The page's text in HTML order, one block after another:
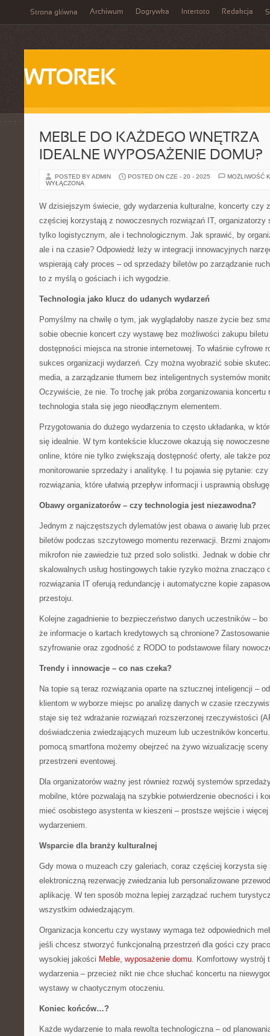
Strona główna Archiwum Dogrywka Intertoto Redakcja
WTOREK
MEBLE DO KAŻDEGO WNĘTRZA
IDEALNE WYPOSAŻENIE DOMU?
POSTED BY ADMIN POSTED ON CZE - 20 - 2025
MOŻLIWOŚĆ
WYŁĄCZONA
W dzisiejszym świecie, gdy wydarzenia kulturalne, koncerty czy
częściej korzystają z nowoczesnych rozwiązań IT, organizatorzy
tylko logistycznym, ale i technologicznym. Jak sprawić, by
ale i na czasie? Odpowiedź leży w integracji innowacyjnych
wspierają cały proces – od sprzedaży biletów po zarządzanie
to z myślą o gościach i ich wygodzie.
Technologia jako klucz do udanych wydarzeń
Pomyślmy na chwilę o tym, jak wyglądałoby nasze życie bez
sobie obecnie koncert czy wystawę bez możliwości zakupu
dostępności miejsca na stronie internetowej. To właśnie cyfrowe
sukces organizacji wydarzeń. Czy można wyobrazić sobie
media, a zarządzanie tłumem bez inteligentnych systemów
Oczywiście, że nie. To trochę jak próba zorganizowania koncertu
technologia stała się jego nieodłącznym elementem.
Przygotowania do dużego wydarzenia to często układanka, w
się idealnie. W tym kontekście kluczowe okazują się
online, które nie tylko zwiększają dostępność oferty, ale także
monitorowanie sprzedaży i analitykę. I tu pojawia się pytanie:
rozwiązania, które ułatwią przepływ informacji i usprawnią
Obawy organizatorów – czy technologia jest niezawodna?
Jednym z najczęstszych dylematów jest obawa o awarię lub
biletów podczas szczytowego momentu rezerwacji. Brzmi
mikrofon nie zawiedzie tuż przed solo solistki. Jednak w dobie
skalowalnych usług hostingowych takie ryzyko można znacząco
rozwiązania IT oferują redundancję i automatyczne kopie
przestoju.
Kolejne zagadnienie to bezpieczeństwo danych uczestników –
że informacje o kartach kredytowych są chronione?
szyfrowanie oraz zgodność z RODO to podstawowe filary
Trendy i innowacje – co nas czeka?
Na topie są teraz rozwiązania oparte na sztucznej inteligencji –
klientom w wyborze miejsc po analizę danych w czasie
staje się też wdrażanie rozwiązań rozszerzonej rzeczywistości
doświadczenia zwiedzających muzeum lub uczestników
pomocą smartfona możemy obejrzeć na żywo wizualizację
przestrzeni eventowej.
Dla organizatorów ważny jest również rozwój systemów
mobilne, które pozwalają na szybkie potwierdzenie obecności i
mieć osobistego asystenta w kieszeni – prostsze wejście i
wydarzeniem.
Wsparcie dla branży kulturalnej
Gdy mowa o muzeach czy galeriach, coraz częściej korzysta
elektroniczną rezerwację zwiedzania lub personalizowane
aplikację. W ten sposób można lepiej zarządzać ruchem
wszystkim odwiedzającym.
Organizacja koncertu czy wystawy wymaga też odpowiednich
jeśli chcesz stworzyć funkcjonalną przestrzeń dla gości czy
wysokiej jakości Meble, wyposażenie domu. Komfortowy wystrój
wydarzenia – przecież nikt nie chce słuchać koncertu na
wystawy w chaotycznym otoczeniu.
Koniec końców…?
Każde wydarzenie to mała rewolta technologiczna – od